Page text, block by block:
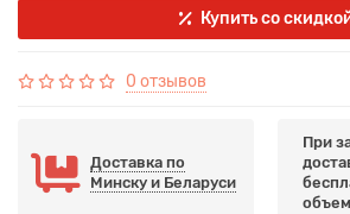
Купить со
0 отзывов
Доставка по
Минску и Беларуси
При